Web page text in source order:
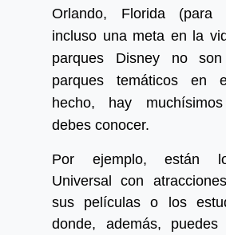
Orlando, Florida (para
incluso una meta en la
parques Disney no
parques temáticos en
hecho, hay
debes conocer.
Por ejemplo, están
Universal con
sus películas o los
donde, además,